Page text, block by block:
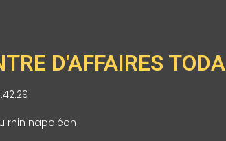
D'AFFAIRES TODA
rhin napoléon